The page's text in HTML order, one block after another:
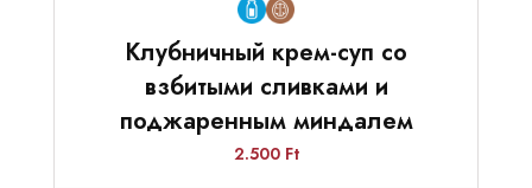
Клубничный крем-суп со
взбитыми сливками и
поджаренным миндалем
2.500 Ft